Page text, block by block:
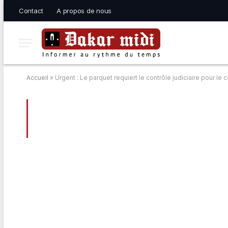
Contact A propos de nous
Accueil » Urgent : Le parquet requiert le contrôle judiciaire pour le